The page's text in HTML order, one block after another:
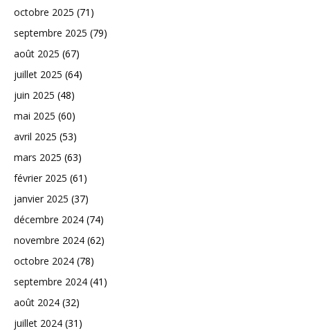
octobre 2025 (71)
septembre 2025 (79)
août 2025 (67)
juillet 2025 (64)
juin 2025 (48)
mai 2025 (60)
avril 2025 (53)
mars 2025 (63)
février 2025 (61)
janvier 2025 (37)
décembre 2024 (74)
novembre 2024 (62)
octobre 2024 (78)
septembre 2024 (41)
août 2024 (32)
juillet 2024 (31)